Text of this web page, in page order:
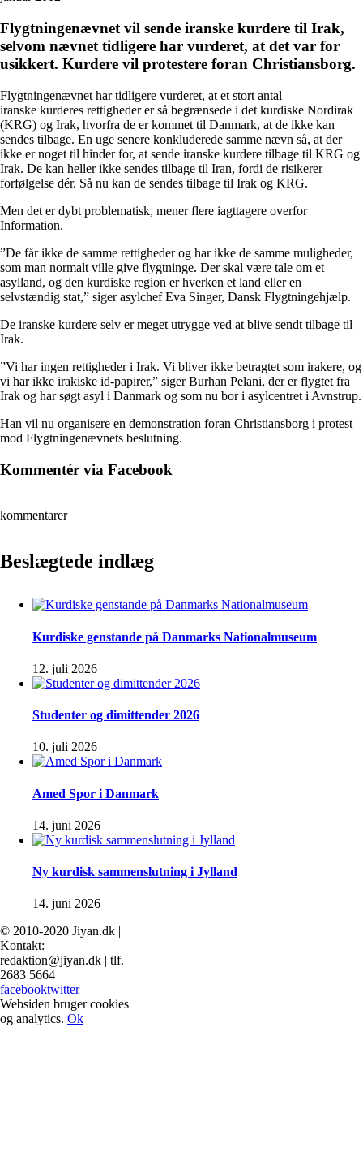
Flygtningenævnet vil sende iranske kurdere til Irak,
selvom nævnet tidligere har vurderet, at det var for
usikkert. Kurdere vil protestere foran Christiansborg.
Flygtningenævnet har tidligere vurderet, at et stort antal
iranske kurderes rettigheder er så begrænsede i det kurdiske Nordirak
(KRG) og Irak, hvorfra de er kommet til Danmark, at de ikke kan
sendes tilbage. En uge senere konkluderede samme nævn så, at der
ikke er noget til hinder for, at sende iranske kurdere tilbage til KRG og
Irak. De kan heller ikke sendes tilbage til Iran, fordi de risikerer
forfølgelse dér. Så nu kan de sendes tilbage til Irak og KRG.
Men det er dybt problematisk, mener flere iagttagere overfor
Information.
”De får ikke de samme rettigheder og har ikke de samme muligheder,
som man normalt ville give flygtninge. Der skal være tale om et
asylland, og den kurdiske region er hverken et land eller en
selvstændig stat,” siger asylchef Eva Singer, Dansk Flygtningehjælp.
De iranske kurdere selv er meget utrygge ved at blive sendt tilbage til
Irak.
”Vi har ingen rettigheder i Irak. Vi bliver ikke betragtet som irakere, og
vi har ikke irakiske id-papirer,” siger Burhan Pelani, der er flygtet fra
Irak og har søgt asyl i Danmark og som nu bor i asylcentret i Avnstrup.
Han vil nu organisere en demonstration foran Christiansborg i protest
mod Flygtningenævnets beslutning.
Kommentér via Facebook
kommentarer
Beslægtede indlæg
Kurdiske genstande på Danmarks Nationalmuseum
12. juli 2026
Studenter og dimittender 2026
10. juli 2026
Amed Spor i Danmark
14. juni 2026
Ny kurdisk sammenslutning i Jylland
14. juni 2026
© 2010-2020 Jiyan.dk |
Kontakt:
redaktion@jiyan.dk | tlf.
2683 5664
facebooktwitter
Websiden bruger cookies
og analytics. Ok